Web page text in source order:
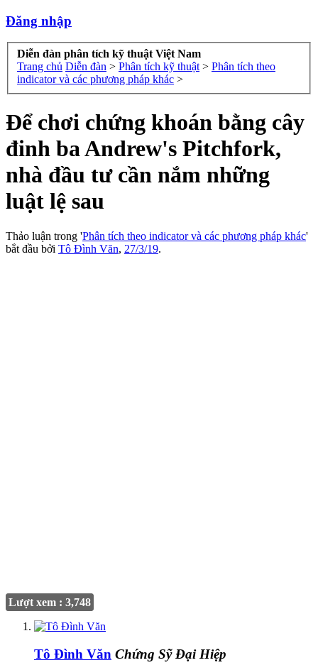
Đăng nhập
Diễn đàn phân tích kỹ thuật Việt Nam
Trang chủ Diễn đàn > Phân tích kỹ thuật > Phân tích theo
indicator và các phương pháp khác >
Để chơi chứng khoán bằng cây
đinh ba Andrew's Pitchfork,
nhà đầu tư cần nắm những
luật lệ sau
Thảo luận trong 'Phân tích theo indicator và các phương pháp khác'
bắt đầu bởi Tô Đình Văn, 27/3/19.
Lượt xem : 3,748
Tô Đình Văn Chứng Sỹ Đại Hiệp